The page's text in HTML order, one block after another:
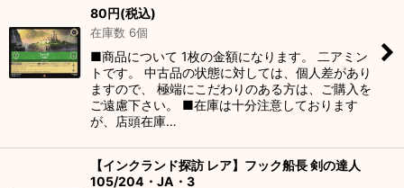
80円(税込)
在庫数 6個
■商品について 1枚の金額になります。 二アミン
トです。 中古品の状態に対しては、個人差があり
ますので、 極端にこだわりのある方は、ご購入を
ご遠慮下さい。 ■在庫は十分注意しております
が、店頭在庫…
【インクランド探訪 レア】フック船長 剣の達人
105/204・JA・3